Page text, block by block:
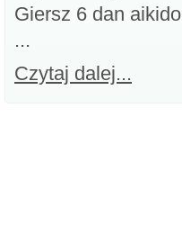
Giersz 6 dan aikido
...
Czytaj dalej...